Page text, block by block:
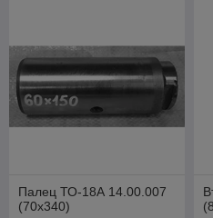
Палец ТО-18А 14.00.007
(70х340)